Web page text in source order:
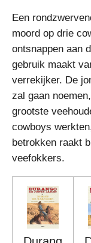
Een
moord op drie
ontsnappen aan
gebruik maakt
verrekijker. De
zal gaan
grootste
cowboys
betrokken raakt
veefokkers.